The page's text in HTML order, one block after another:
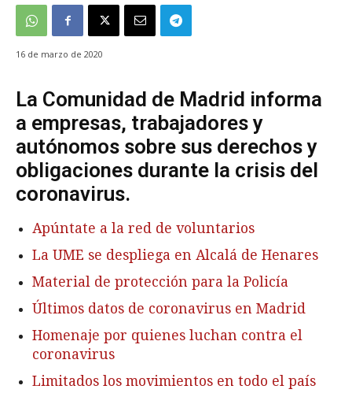
16 de marzo de 2020
La Comunidad de Madrid informa
a empresas, trabajadores y
autónomos sobre sus derechos y
obligaciones durante la crisis del
coronavirus.
Apúntate a la red de voluntarios
La UME se despliega en Alcalá de Henares
Material de protección para la Policía
Últimos datos de coronavirus en Madrid
Homenaje por quienes luchan contra el
coronavirus
Limitados los movimientos en todo el país